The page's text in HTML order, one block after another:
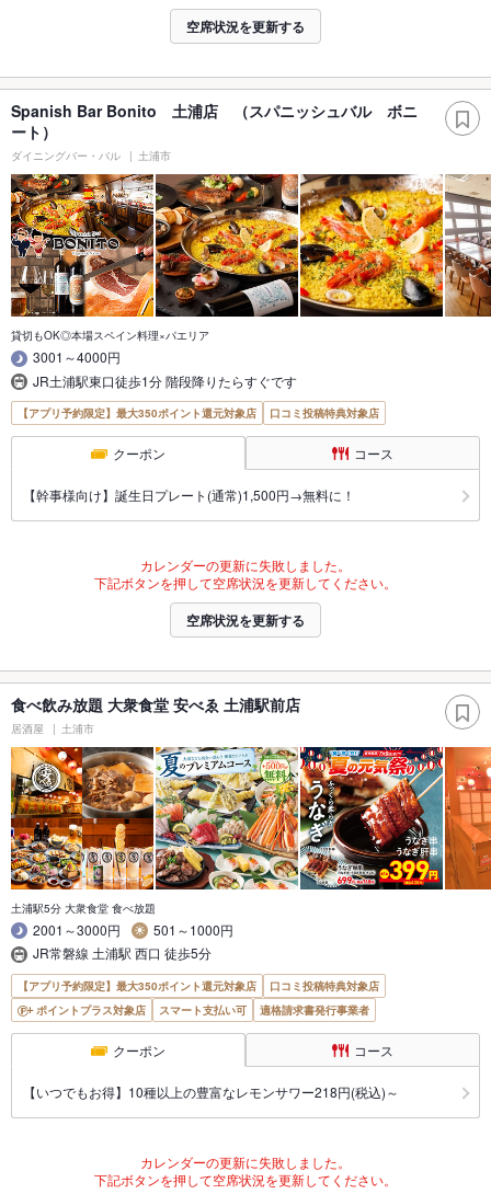
空席状況を更新する
Spanish Bar Bonito 土浦店 （スパニッシュバル ボニ
ート）
ダイニングバー・バル 土浦市
貸切もOK◎本場スペイン料理×パエリア
3001～4000円
JR土浦駅東口徒歩1分 階段降りたらすぐです
【アプリ予約限定】最大350ポイント還元対象店 口コミ投稿特典対象店
クーポン コース
【幹事様向け】誕生日プレート(通常)1,500円→無料に！
カレンダーの更新に失敗しました。
下記ボタンを押して空席状況を更新してください。
空席状況を更新する
食べ飲み放題 大衆食堂 安べゑ 土浦駅前店
居酒屋 土浦市
土浦駅5分 大衆食堂 食べ放題
2001～3000円
501～1000円
JR常磐線 土浦駅 西口 徒歩5分
【アプリ予約限定】最大350ポイント還元対象店
口コミ投稿特典対象店
ポイントプラス対象店
スマート支払い可 適格請求書発行事業者
クーポン コース
【いつでもお得】10種以上の豊富なレモンサワー218円(税込)～
カレンダーの更新に失敗しました。
下記ボタンを押して空席状況を更新してください。